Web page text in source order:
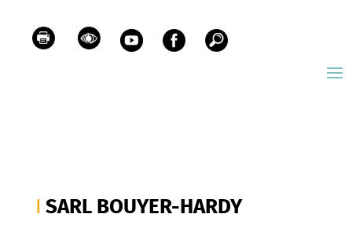
SARL BOUYER-HARDY